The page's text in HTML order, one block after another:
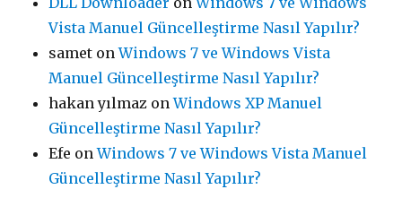
Vista Manuel Güncelleştirme Nasıl Yapılır?
samet onWindows 7 ve Windows Vista
Manuel Güncelleştirme Nasıl Yapılır?
hakan yılmaz onWindows XP Manuel
Güncelleştirme Nasıl Yapılır?
Efe onWindows 7 ve Windows Vista Manuel
Güncelleştirme Nasıl Yapılır?